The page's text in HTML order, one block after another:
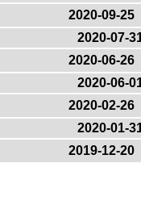
2020-09-25
2020-07-
2020-06-26
2020-06-
2020-02-26
2020-01-
2019-12-20